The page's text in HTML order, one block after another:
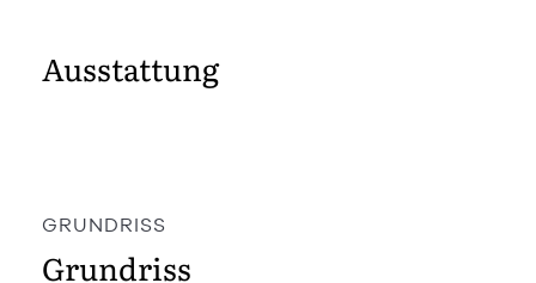
Ausstattung
GRUNDRISS
Grundriss